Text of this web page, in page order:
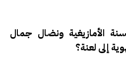
الأمازيغية ونضال جمال
إلى لعنة؟